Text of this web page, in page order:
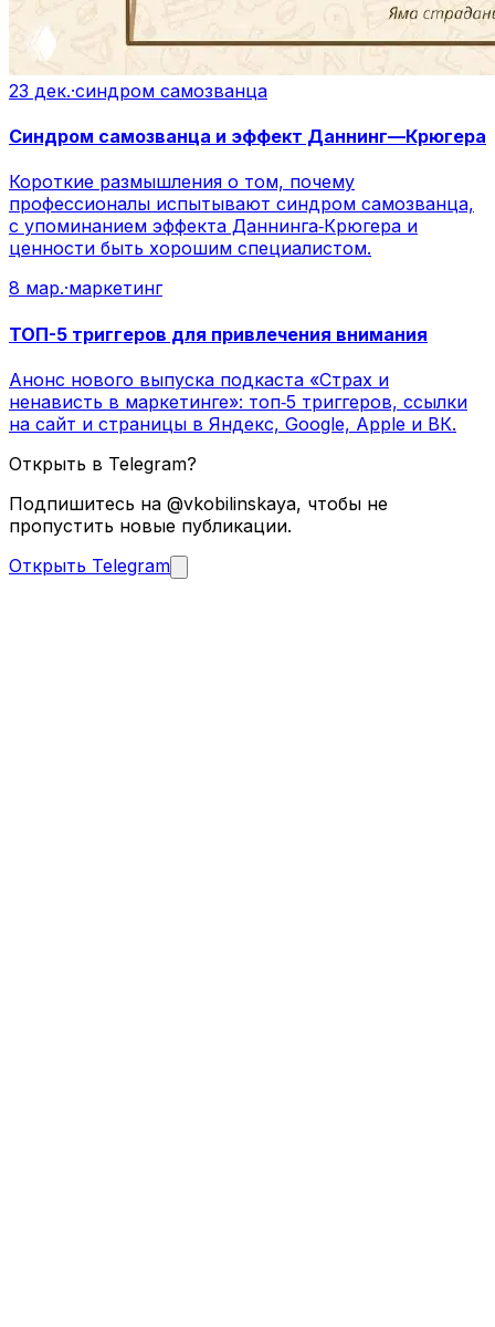
23 дек.·синдром самозванца
Синдром самозванца и эффект Даннинг—Крюгера
Короткие размышления о том, почему
профессионалы испытывают синдром самозванца,
с упоминанием эффекта Даннинга‑Крюгера и
ценности быть хорошим специалистом.
8 мар.·маркетинг
ТОП-5 триггеров для привлечения внимания
Анонс нового выпуска подкаста «Страх и
ненависть в маркетинге»: топ‑5 триггеров, ссылки
на сайт и страницы в Яндекс, Google, Apple и ВК.
Открыть в Telegram?
Подпишитесь на @vkobilinskaya, чтобы не
пропустить новые публикации.
Открыть Telegram